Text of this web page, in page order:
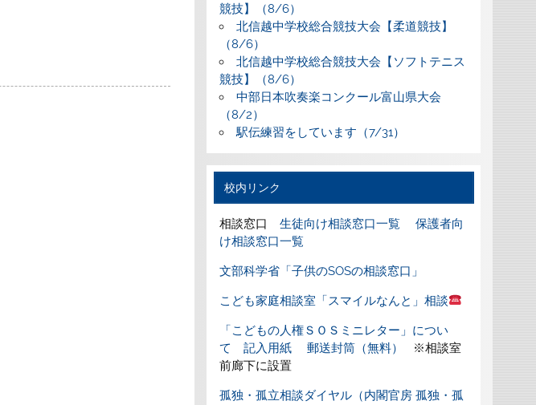
競技】（8/6）
北信越中学校総合競技大会【柔道競技】
（8/6）
北信越中学校総合競技大会【ソフトテニス
競技】（8/6）
中部日本吹奏楽コンクール富山県大会
（8/2）
駅伝練習をしています（7/31）
校内リンク
相談窓口 生徒向け相談窓口一覧
保護者向
け相談窓口一覧
文部科学省「子供のSOSの相談窓口」
こども家庭相談室「スマイルなんと」相談
「こどもの人権ＳＯＳミニレター」につい
て
記入用紙 郵送封筒（無料）
※相談室
前廊下に設置
孤独・孤立相談ダイヤル（内閣官房 孤独・孤